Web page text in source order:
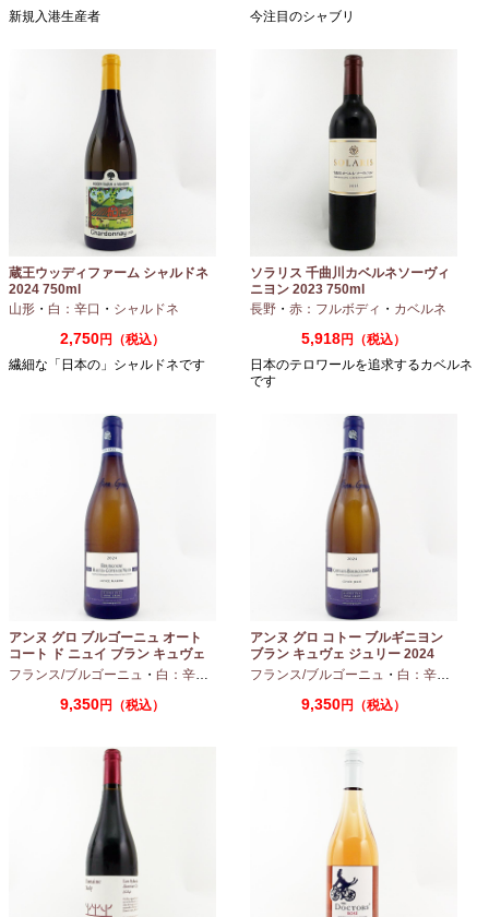
新規入港生産者 今注目のシャブリ
蔵王ウッディファーム シャルドネ
2024 750ml
山形 ・ 白：辛口 ・ シャルドネ
2,750円（税込）
繊細な「日本の」シャルドネです
ソラリス 千曲川カベルネソーヴィ
ニヨン 2023 750ml
長野 ・ 赤：フルボディ ・ カベルネ
5,918円（税込）
日本のテロワールを追求するカベルネ
です
アンヌ グロ ブルゴーニュ オート
コート ド ニュイ ブラン キュヴェ
マリーヌ 2024 750ml
フランス/ブルゴーニュ ・ 白：辛口 シャルドネ
9,350円（税込）
アンヌ グロ コトー ブルギニヨン
ブラン キュヴェ ジュリー 2024
フランス/ブルゴーニュ ・ 白：辛口
9,350円（税込）